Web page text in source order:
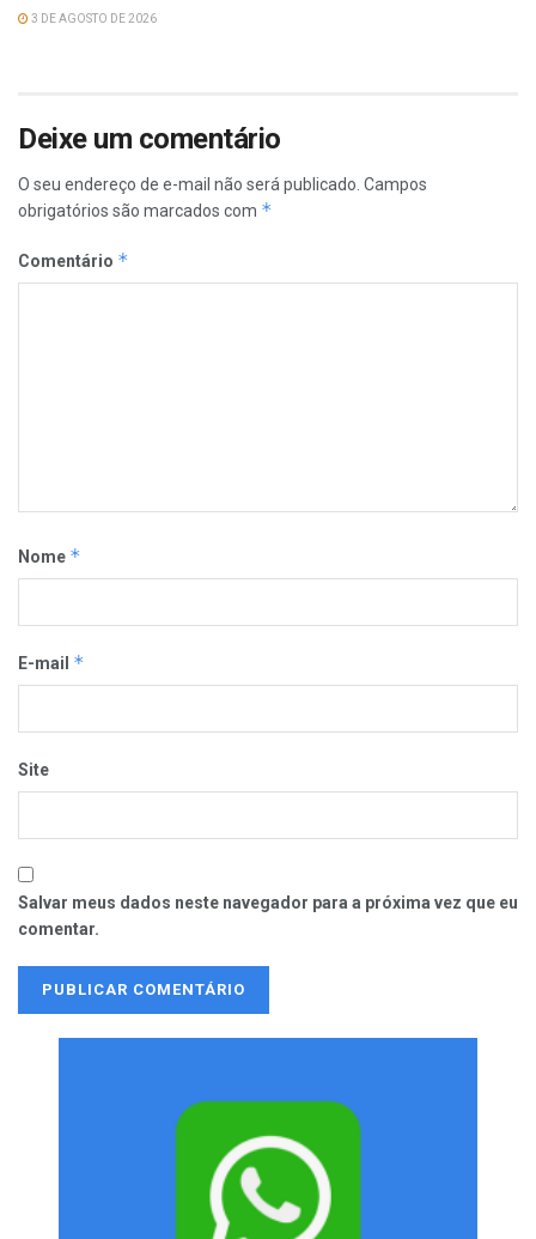
3 DE AGOSTO DE 2026
Deixe um comentário
O seu endereço de e-mail não será publicado. Campos
obrigatórios são marcados com *
Comentário *
Nome *
E-mail *
Site
Salvar meus dados neste navegador para a próxima vez que eu
comentar.